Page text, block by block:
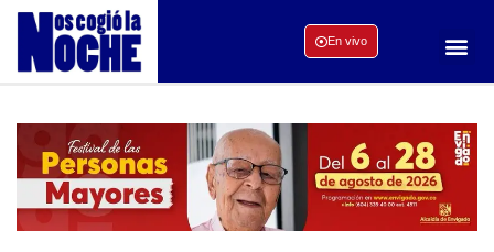
En vivo